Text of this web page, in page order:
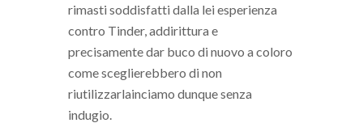
rimasti soddisfatti dalla lei esperienza
contro Tinder, addirittura e
precisamente dar buco di nuovo a coloro
come sceglierebbero di non
riutilizzarlainciamo dunque senza
indugio.